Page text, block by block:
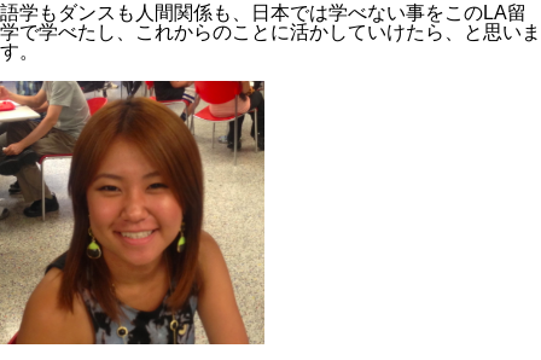
語学もダンスも人間関係も、日本では学べない事をこのLA留
学で学べたし、これからのことに活かしていけたら、と思いま
す。